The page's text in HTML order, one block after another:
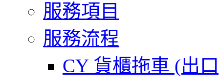
服務項目
服務流程
CY 貨櫃拖車 (出